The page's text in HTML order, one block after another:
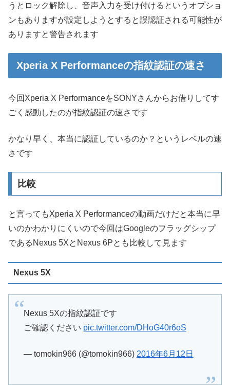
うとロック解除し、音声入力を受け付けるというオプショ
ンもありますが設定しようとすると誤認証される可能性が
ありますと警告されます
Xperia X Performanceの指紋認証の速さ
今回Xperia X PerformanceをSONYさんからお借りしてす
ごく感動したのが指紋認証の速さです
かなり早く、本当に認証しているのか？というレベルの速
さです
比較
と言ってもXperia X Performanceの動画だけだと本当に早
いのかわかりにくいので今回はGoogleのフラッグシップ
であるNexus 5XとNexus 6Pとも比較して見ます
Nexus 5X
Nexus 5Xの指紋認証です
ご確認ください pic.twitter.com/DHoG40r6oS
— tomokin966 (@tomokin966) 2016年6月12日